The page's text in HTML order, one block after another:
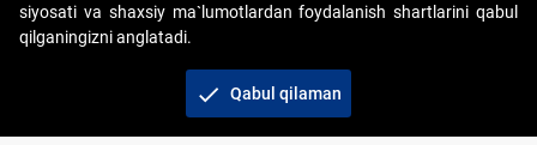
Copyright © 2017-2026. "Elektron onlayn-auksionlarni
tashkil etish" AJ. Barcha huquqlar himoyalangan
siyosati va shaxsiy ma`lumotlardan foydalanish shartlarini qabul
qilganingizni anglatadi.
check Qabul qilaman